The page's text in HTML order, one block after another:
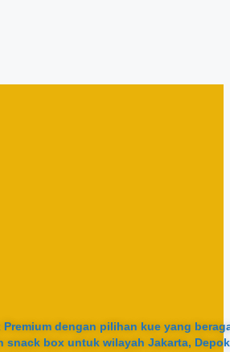
Premium dengan pilihan kue yang
snack box untuk wilayah Jakarta,